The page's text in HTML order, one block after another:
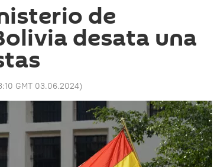
de
desata una
GMT 03.06.2024)